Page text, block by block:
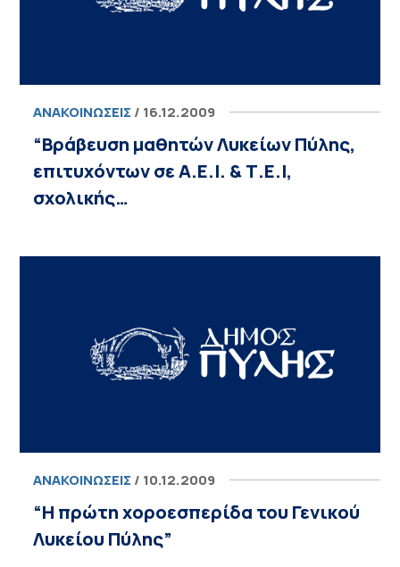
ΑΝΑΚΟΙΝΏΣΕΙΣ / 16.12.2009
“Βράβευση μαθητών Λυκείων Πύλης,
επιτυχόντων σε Α.Ε.Ι. & Τ.Ε.Ι,
σχολικής…
ΑΝΑΚΟΙΝΏΣΕΙΣ / 10.12.2009
“Η πρώτη χοροεσπερίδα του Γενικού
Λυκείου Πύλης”